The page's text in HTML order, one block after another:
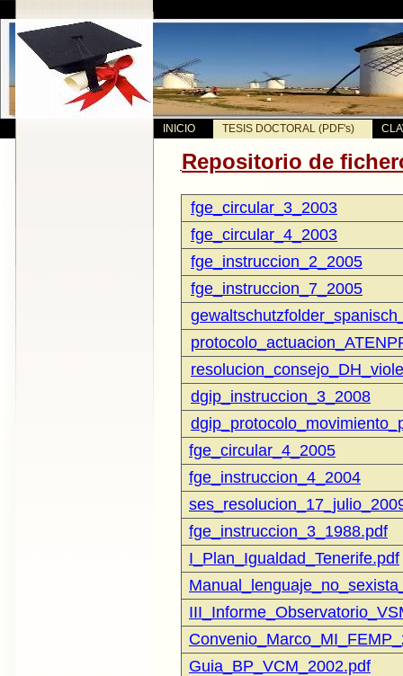
INICIO TESIS DOCTORAL (PDF's)
Repositorio de
fge_circular_3_2003
fge_circular_4_2003
fge_instruccion_2_2005
fge_instruccion_7_2005
dgip_instruccion_3_2008
d
fge_circular_4_2005
fge_instruccion_4_2004
fge_instruccion_3_1988.pdf
I_Plan_Igualdad_Tenerife.pdf
Guia_BP_VCM_2002.pdf